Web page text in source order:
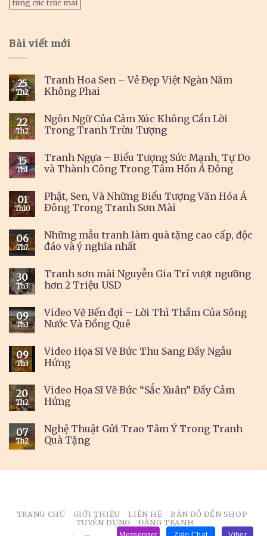
tùng cúc trúc mai
Bài viết mới
25
Th2
Tranh Hoa Sen – Vẻ Đẹp Việt Ngàn Năm
Không Phai
22
Th2
Ngôn Ngữ Của Cảm Xúc Không Cần Lời
Trong Tranh Trừu Tượng
15
Th1
Tranh Ngựa – Biểu Tượng Sức Mạnh, Tự Do
và Thành Công Trong Tâm Hồn Á Đông
01
Th10
Phật, Sen, Và Những Biểu Tượng Văn Hóa Á
Đông Trong Tranh Sơn Mài
06
Th7
Những mẫu tranh làm quà tặng cao cấp, độc
đáo và ý nghĩa nhất
30
Th3
Tranh sơn mài Nguyễn Gia Trí vượt ngưỡng
hơn 2 Triệu USD
09
Th3
Video Vẽ Bến đợi – Lời Thì Thầm Của Sông
Nước Và Đồng Quê
09
Th3
Video Họa Sĩ Vẽ Bức Thu Sang Đầy Ngẫu
Hứng
20
Th2
Video Họa Sĩ Vẽ Bức “Sắc Xuân” Đầy Cảm
Hứng
07
Th2
Nghệ Thuật Gửi Trao Tâm Ý Trong Tranh
Quà Tặng
TRANG CHỦ GIỚI THIỆU LIÊN HỆ
BẢN ĐỒ ĐẾN SHOP
TUYỂN DỤNG
ĐĂNG TRANH